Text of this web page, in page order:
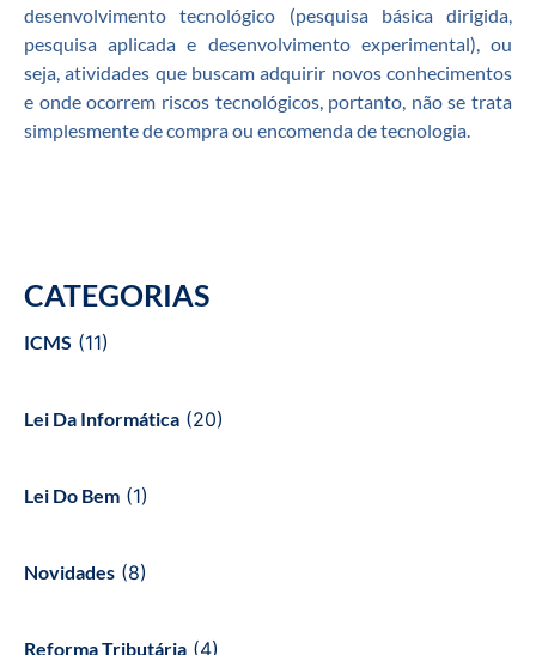
desenvolvimento tecnológico (pesquisa básica dirigida,
pesquisa aplicada e desenvolvimento experimental), ou
seja, atividades que buscam adquirir novos conhecimentos
e onde ocorrem riscos tecnológicos, portanto, não se trata
simplesmente de compra ou encomenda de tecnologia.
CATEGORIAS
ICMS (11)
Lei Da Informática (20)
Lei Do Bem (1)
Novidades (8)
Reforma Tributária (4)